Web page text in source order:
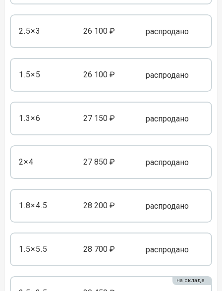
2.5×3 26 100 ₽ распродано
1.5×5 26 100 ₽ распродано
1.3×6 27 150 ₽ распродано
2×4 27 850 ₽ распродано
1.8×4.5 28 200 ₽ распродано
1.5×5.5 28 700 ₽ распродано
на складе